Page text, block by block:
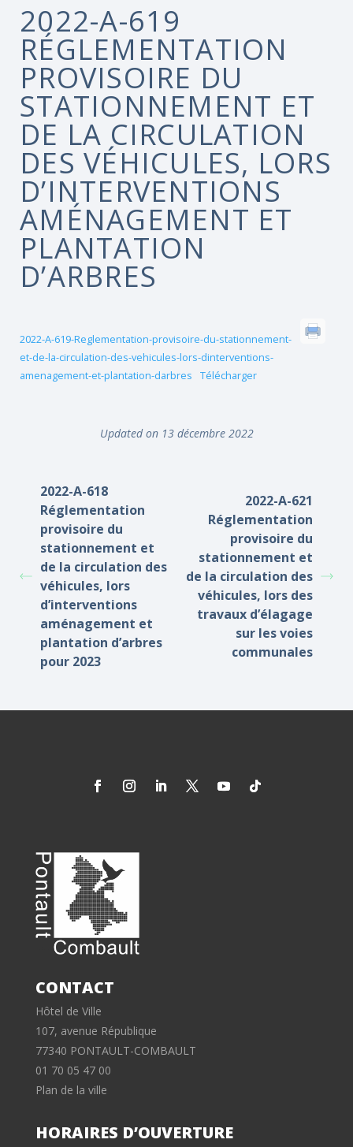
2022-A-619
RÉGLEMENTATION
PROVISOIRE DU
STATIONNEMENT ET
DE LA CIRCULATION
DES VÉHICULES, LORS
D’INTERVENTIONS
AMÉNAGEMENT ET
PLANTATION
D’ARBRES
2022-A-619-Reglementation-provisoire-du-stationnement-
et-de-la-circulation-des-vehicules-lors-dinterventions-
amenagement-et-plantation-darbres
Télécharger
Updated on 13 décembre 2022
2022-A-618
Réglementation
provisoire du
stationnement et
de la circulation des
véhicules, lors
d’interventions
aménagement et
plantation d’arbres
pour 2023
2022-A-621
Réglementation
provisoire du
stationnement et
de la circulation des
véhicules, lors des
travaux d’élagage
sur les voies
communales
CONTACT
Hôtel de Ville
107, avenue République
77340 PONTAULT-COMBAULT
01 70 05 47 00
Plan de la ville
HORAIRES D’OUVERTURE